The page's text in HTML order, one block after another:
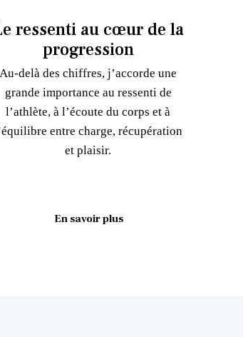
ressenti au cœur de la
progression
Au-delà des chiffres, j’accorde une
grande importance au ressenti de
l’athlète, à l’écoute du corps et à
entre charge, récupération
et plaisir.
En savoir plus